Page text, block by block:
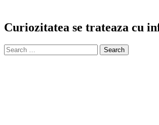
Curiozitatea se trateaza cu
Search
for: